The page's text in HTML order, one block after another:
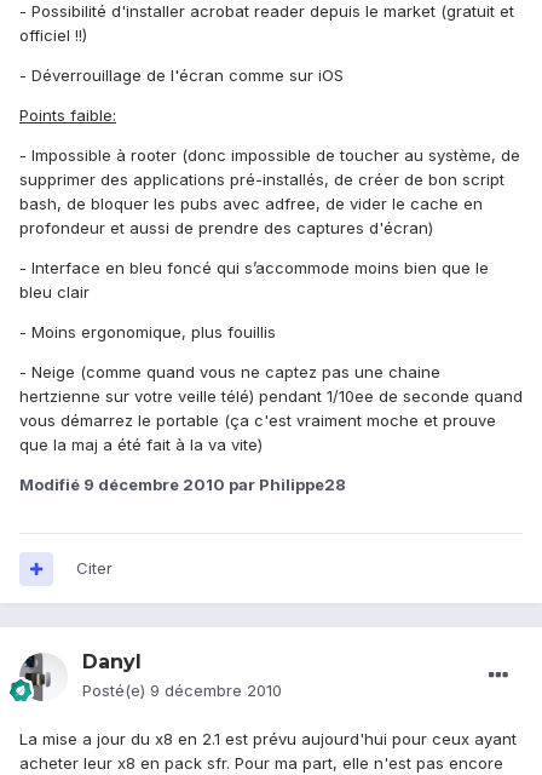
- Possibilité d'installer acrobat reader depuis le market (gratuit et
officiel !!)
- Déverrouillage de l'écran comme sur iOS
Points faible:
- Impossible à rooter (donc impossible de toucher au système, de
supprimer des applications pré-installés, de créer de bon script
bash, de bloquer les pubs avec adfree, de vider le cache en
profondeur et aussi de prendre des captures d'écran)
- Interface en bleu foncé qui s’accommode moins bien que le
bleu clair
- Moins ergonomique, plus fouillis
- Neige (comme quand vous ne captez pas une chaine
hertzienne sur votre veille télé) pendant 1/10ee de seconde quand
vous démarrez le portable (ça c'est vraiment moche et prouve
que la maj a été fait à la va vite)
Modifié 9 décembre 2010 par Philippe28
Citer
Danyl
Posté(e) 9 décembre 2010
La mise a jour du x8 en 2.1 est prévu aujourd'hui pour ceux ayant
acheter leur x8 en pack sfr. Pour ma part, elle n'est pas encore